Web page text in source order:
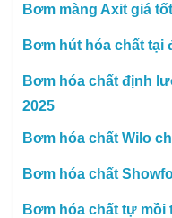
Bơm màng Axit giá
Bơm hút hóa chất tại
Bơm hóa chất định
2025
Bơm hóa chất Wilo
Bơm hóa chất
Bơm hóa chất tự mồi